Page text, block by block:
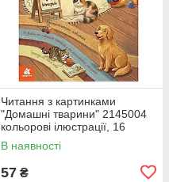
Читання з картинками
"Домашні тварини" 2145004
кольорові ілюстрації, 16
сторінок
В наявності
57 ₴